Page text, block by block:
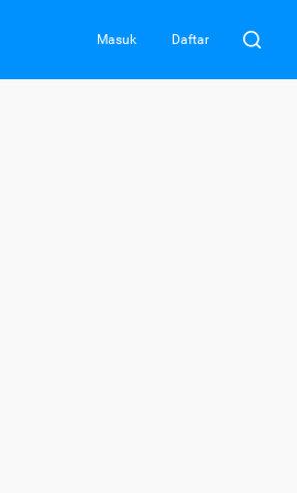
Masuk Daftar